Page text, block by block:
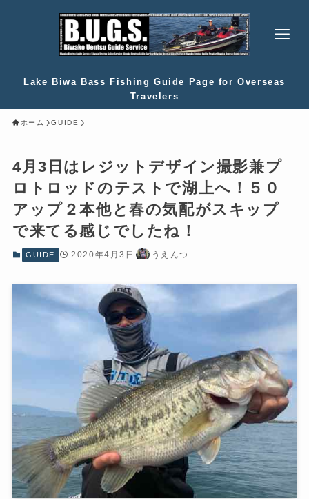
Lake Biwa Bass Fishing Guide Page for Overseas
Travelers
ホーム GUIDE
4月3日はレジットデザイン撮影兼プ
ロトロッドのテストで湖上へ！５０
アップ２本他と春の気配がスキップ
で来てる感じでしたね！
GUIDE 2020年4月3日 うえんつ